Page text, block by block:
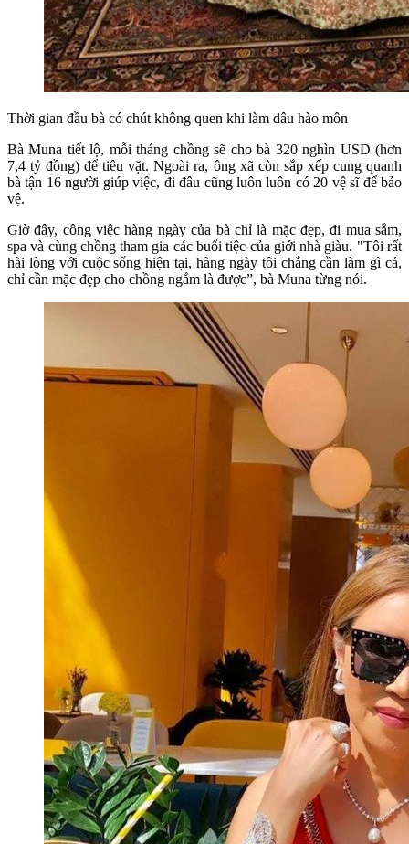
Thời gian đầu bà có chút không quen khi làm dâu hào môn
Bà Muna tiết lộ, mỗi tháng chồng sẽ cho bà 320 nghìn USD (hơn
7,4 tỷ đồng) để tiêu vặt. Ngoài ra, ông xã còn sắp xếp cung quanh
bà tận 16 người giúp việc, đi đâu cũng luôn luôn có 20 vệ sĩ để bảo
vệ.
Giờ đây, công việc hàng ngày của bà chỉ là mặc đẹp, đi mua sắm,
spa và cùng chồng tham gia các buổi tiệc của giới nhà giàu. "Tôi rất
hài lòng với cuộc sống hiện tại, hàng ngày tôi chẳng cần làm gì cả,
chỉ cần mặc đẹp cho chồng ngắm là được”, bà Muna từng nói.